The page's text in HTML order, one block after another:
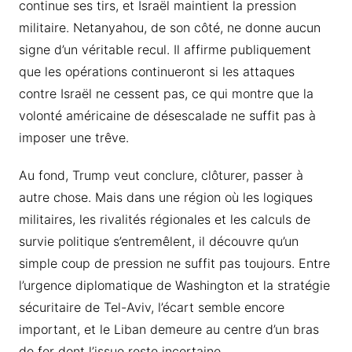
continue ses tirs, et Israël maintient la pression
militaire. Netanyahou, de son côté, ne donne aucun
signe d’un véritable recul. Il affirme publiquement
que les opérations continueront si les attaques
contre Israël ne cessent pas, ce qui montre que la
volonté américaine de désescalade ne suffit pas à
imposer une trêve.
Au fond, Trump veut conclure, clôturer, passer à
autre chose. Mais dans une région où les logiques
militaires, les rivalités régionales et les calculs de
survie politique s’entremêlent, il découvre qu’un
simple coup de pression ne suffit pas toujours. Entre
l’urgence diplomatique de Washington et la stratégie
sécuritaire de Tel-Aviv, l’écart semble encore
important, et le Liban demeure au centre d’un bras